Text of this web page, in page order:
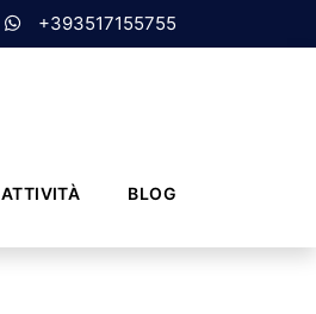
+393517155755
ATTIVITÀ BLOG